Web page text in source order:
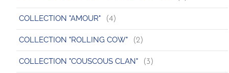
COLLECTION "AMOUR" (4)
COLLECTION "ROLLING COW" (2)
COLLECTION "COUSCOUS CLAN" (3)